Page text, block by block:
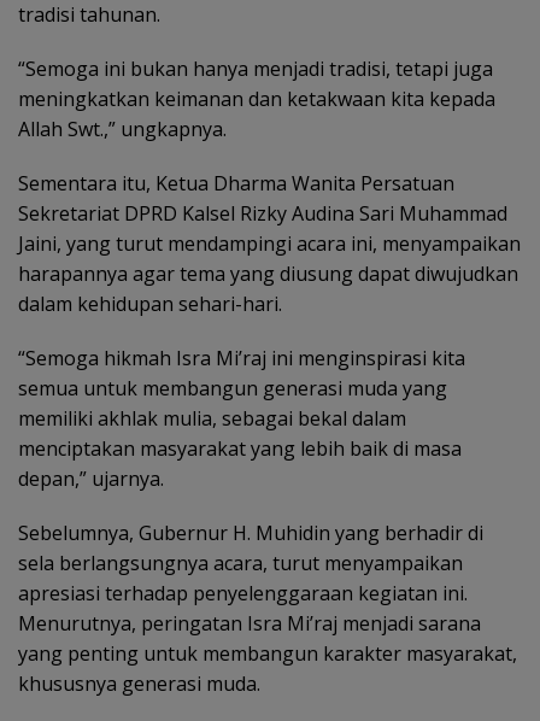
tradisi tahunan.
“Semoga ini bukan hanya menjadi tradisi, tetapi juga
meningkatkan keimanan dan ketakwaan kita kepada
Allah Swt.,” ungkapnya.
Sementara itu, Ketua Dharma Wanita Persatuan
Sekretariat DPRD Kalsel Rizky Audina Sari Muhammad
Jaini, yang turut mendampingi acara ini, menyampaikan
harapannya agar tema yang diusung dapat diwujudkan
dalam kehidupan sehari-hari.
“Semoga hikmah Isra Mi’raj ini menginspirasi kita
semua untuk membangun generasi muda yang
memiliki akhlak mulia, sebagai bekal dalam
menciptakan masyarakat yang lebih baik di masa
depan,” ujarnya.
Sebelumnya, Gubernur H. Muhidin yang berhadir di
sela berlangsungnya acara, turut menyampaikan
apresiasi terhadap penyelenggaraan kegiatan ini.
Menurutnya, peringatan Isra Mi’raj menjadi sarana
yang penting untuk membangun karakter masyarakat,
khususnya generasi muda.